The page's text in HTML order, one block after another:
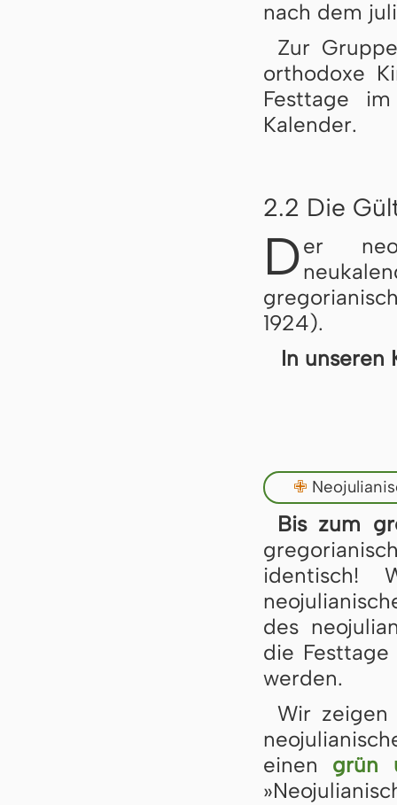
nach dem
Zur
orthodoxe
Festtage
Kalender.
2.2 Die
Der
1924).
In unseren
✙
Bis zum
identisch!
des
die
werden.
Wir zeigen
einen grün